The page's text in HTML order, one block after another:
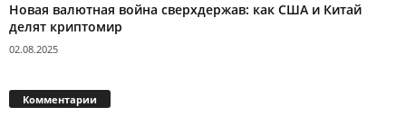
Новая валютная война сверхдержав: как США и Китай
делят криптомир
02.08.2025
Комментарии